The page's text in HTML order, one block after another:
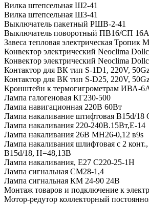
Вилка штепсельная Ш2-41
Вилка штепсельная Ш3-41
Выключатель пакетный РШВ-2-41
Выключатель поворотный ПВ16/СП
Завеса тепловая электрическая Тропик
Конвектор электрический Neoclima
Конвектор электрический Neoclima
Контактор для ВК тип S-1D1, 220V,
Контактор для ВК тип S-D25, 220V,
Кронштейн к термогигрометрам ИВА-
Лампа галогеновая КГ230-500
Лампа навигационная 220В 60Вт
Лампа накаливание штифтовая B15d/18
Лампа накаливания 220-240В.15Вт,Е-14
Лампа накаливания 26В МН26-0,12 в9s
Лампа накаливания шлифтовая с 2
B15d/18, H=48,13B
Лампа накаливания, Е27 С220-25-1Н
Лампа сигнальная СМ28-1,4
Лампа сигнальная КМ 24-90 24В
Монтаж товаров и подключение к
Мотор-редутор коллекторный